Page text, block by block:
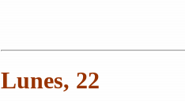
Lunes, 22